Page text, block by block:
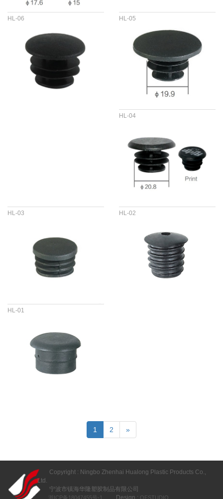
HL-06 HL-05
HL-04
HL-03 HL-02
HL-01
1 2 »
Copyright : Ningbo Zhenhai Hualong Plastic Products Co.,
Ltd.
宁波市镇海华隆塑胶制品有限公司
浙ICP备18047455号-1 Design : OFSTUDIO